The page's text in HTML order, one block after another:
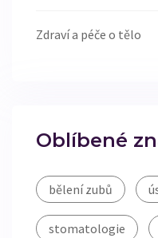
Zdraví a péče o tělo
Oblíbené
bělení zubů
stomatologie